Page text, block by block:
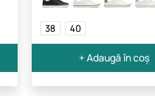
38 40
+ Adaugă în coș